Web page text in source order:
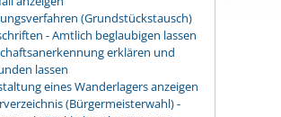
(Grundstückstausch)
- Amtlich beglaubigen lassen
erklären und
lassen
eines Wanderlagers anzeigen
(Bürgermeisterwahl) -